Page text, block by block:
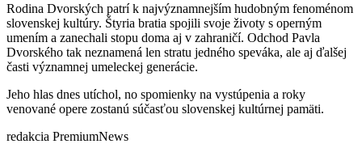
Rodina Dvorských patrí k najvýznamnejším hudobným fenoménom
slovenskej kultúry. Štyria bratia spojili svoje životy s operným
umením a zanechali stopu doma aj v zahraničí. Odchod Pavla
Dvorského tak neznamená len stratu jedného speváka, ale aj ďalšej
časti významnej umeleckej generácie.
Jeho hlas dnes utíchol, no spomienky na vystúpenia a roky
venované opere zostanú súčasťou slovenskej kultúrnej pamäti.
redakcia PremiumNews